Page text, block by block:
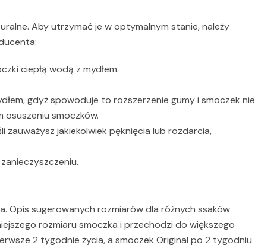
Aby utrzymać je w optymalnym stanie, należy
ciepłą wodą z mydłem.
gdyż spowoduje to rozszerzenie gumy i smoczek nie
osuszeniu smoczków.
zauważysz jakiekolwiek pęknięcia lub rozdarcia,
Opis sugerowanych rozmiarów dla różnych ssaków
rozmiaru smoczka i przechodzi do większego
2 tygodnie życia, a smoczek Original po 2 tygodniu